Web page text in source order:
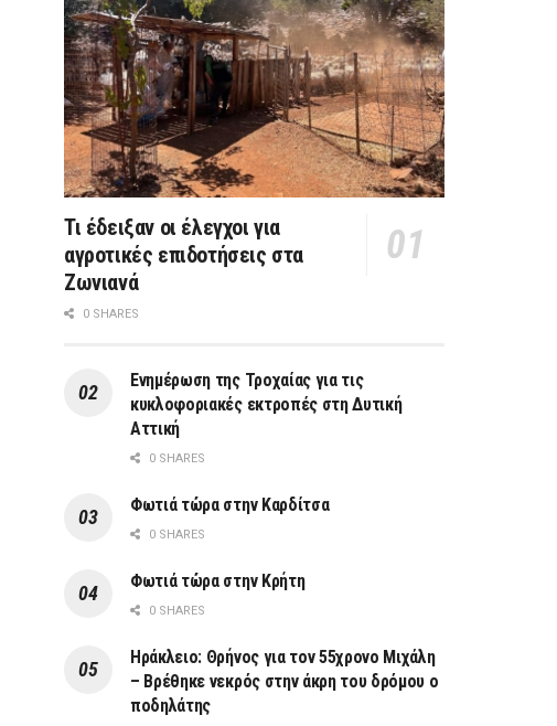
Τι έδειξαν οι έλεγχοι για
αγροτικές επιδοτήσεις στα
Ζωνιανά
0 SHARES
Ενημέρωση της Τροχαίας για τις
κυκλοφοριακές εκτροπές στη Δυτική
Αττική
0 SHARES
Φωτιά τώρα στην Καρδίτσα
0 SHARES
Φωτιά τώρα στην Κρήτη
0 SHARES
Ηράκλειο: Θρήνος για τον 55χρονο Μιχάλη
– Βρέθηκε νεκρός στην άκρη του δρόμου ο
ποδηλάτης